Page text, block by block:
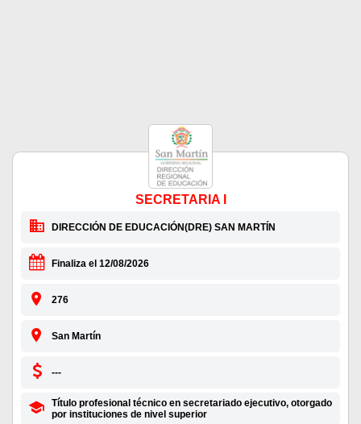
SECRETARIA I
DIRECCIÓN DE EDUCACIÓN(DRE) SAN MARTÍN
Finaliza el 12/08/2026
276
San Martín
---
Título profesional técnico en secretariado ejecutivo, otorgado
por instituciones de nivel superior